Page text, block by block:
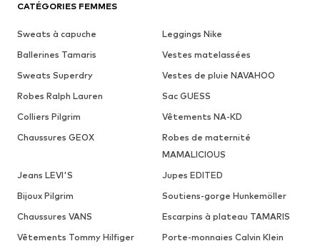
CATÉGORIES FEMMES
Sweats à capuche
Leggings Nike
Ballerines Tamaris
Vestes matelassées
Sweats Superdry
Vestes de pluie NAVAHOO
Robes Ralph Lauren
Sac GUESS
Colliers Pilgrim
Vêtements NA-KD
Chaussures GEOX
Robes de maternité
MAMALICIOUS
Jeans LEVI'S
Jupes EDITED
Bijoux Pilgrim
Soutiens-gorge Hunkemöller
Chaussures VANS
Escarpins à plateau TAMARIS
Vêtements Tommy Hilfiger
Porte-monnaies Calvin Klein